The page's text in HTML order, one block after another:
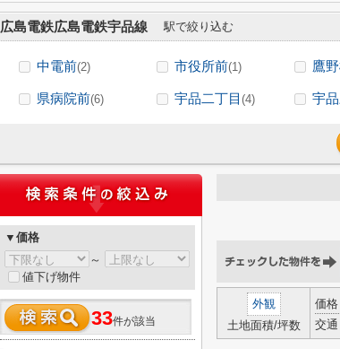
広島電鉄広島電鉄宇品線 駅で絞り込む
中電前(2) 市役所前(1) 鷹
県病院前(6) 宇品二丁目 (4) 宇
外観
土地面積/坪数
価格
交
▼価格
～
値下げ物件
33件が該当